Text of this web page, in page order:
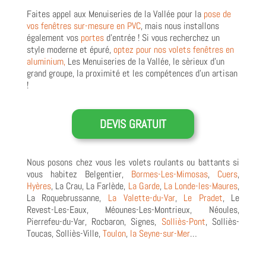
Faites appel aux Menuiseries de la Vallée pour la pose de
vos fenêtres sur-mesure en PVC, mais nous installons
également vos portesd’entrée ! Si vous recherchez un
style moderne et épuré, optez pour nos volets fenêtres en
aluminium,Les Menuiseries de la Vallée, le sèrieux d’un
grand groupe, la proximité et les compétences d’un artisan
!
DEVIS GRATUIT
Nous posons chez vous les volets roulants ou battants si
vous habitez Belgentier, Bormes-Les-Mimosas, Cuers,
Hyères, La Crau, La Farlède, La Garde, La Londe-les-Maures,
La Roquebrussanne, La Valette-du-Var, Le Pradet, Le
Revest-Les-Eaux, Méounes-Les-Montrieux, Néoules,
Pierrefeu-du-Var, Rocbaron, Signes, Solliès-Pont, Solliès-
Toucas, Solliès-Ville,Toulon,la Seyne-sur-Mer…